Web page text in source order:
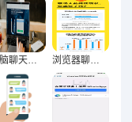
电脑聊天的双刃剑效应，复杂信息处理中技术优势与认知局限的深度剖析